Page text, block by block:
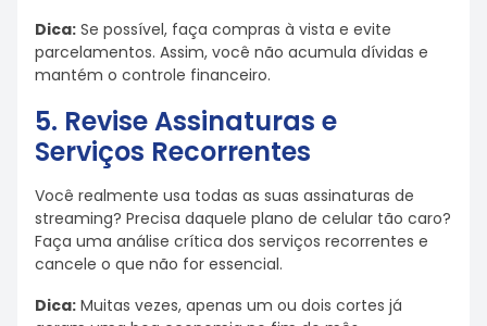
Dica: Se possível, faça compras à vista e evite
parcelamentos. Assim, você não acumula dívidas e
mantém o controle financeiro.
5. Revise Assinaturas e
Serviços Recorrentes
Você realmente usa todas as suas assinaturas de
streaming? Precisa daquele plano de celular tão caro?
Faça uma análise crítica dos serviços recorrentes e
cancele o que não for essencial.
Dica: Muitas vezes, apenas um ou dois cortes já